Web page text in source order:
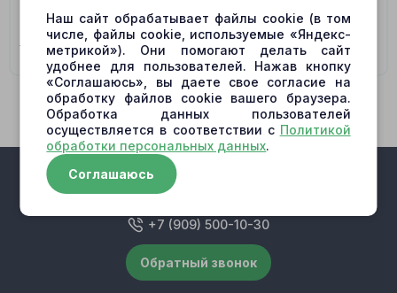
HPV102 MAIN PUMP
+7 (909) 500-10-30
Обратный звонок
Наш сайт обрабатывает файлы cookie (в том
числе, файлы cookie, используемые «Яндекс-
метрикой»). Они помогают делать сайт
удобнее для пользователей. Нажав кнопку
«Соглашаюсь», вы даете свое согласие на
обработку файлов cookie вашего браузера.
Обработка данных пользователей
осуществляется в соответствии с Политикой
обработки персональных данных.
Соглашаюсь